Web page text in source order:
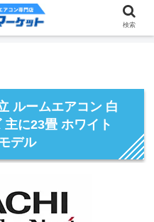
ルームエアコン 白
主に23畳 ホワイト
デル
検索